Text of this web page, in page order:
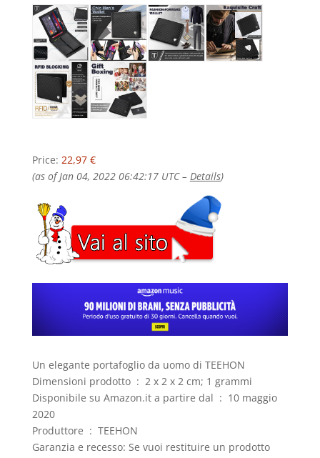
Price: 22,97 €
(as of Jan 04, 2022 06:42:17 UTC – Details)
Un elegante portafoglio da uomo di TEEHON
Dimensioni prodotto ‏ : ‎ 2 x 2 x 2 cm; 1 grammi
Disponibile su Amazon.it a partire dal ‏ : ‎ 10 maggio
2020
Produttore ‏ : ‎ TEEHON
Garanzia e recesso: Se vuoi restituire un prodotto